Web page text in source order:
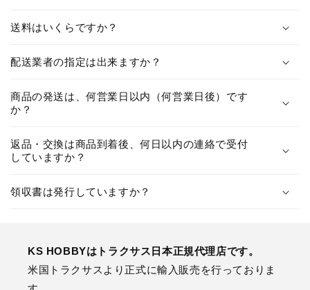
送料はいくらですか？
配送業者の指定は出来ますか？
商品の発送は、何営業日以内（何営業日後）です
か？
返品・交換は商品到着後、何日以内の連絡で受付
していますか？
領収書は発行していますか？
KS HOBBYはトラクサス日本正規代理店です。
米国トラクサスより正式に輸入販売を行っておりま